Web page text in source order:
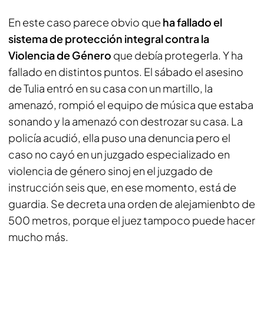
En este caso parece obvio que ha fallado el
sistema de protección integral contra la
Violencia de Género que debía protegerla. Y ha
fallado en distintos puntos. El sábado el asesino
de Tulia entró en su casa con un martillo, la
amenazó, rompió el equipo de música que estaba
sonando y la amenazó con destrozar su casa. La
policía acudió, ella puso una denuncia pero el
caso no cayó en un juzgado especializado en
violencia de género sinoj en el juzgado de
instrucción seis que, en ese momento, está de
guardia. Se decreta una orden de alejamienbto de
500 metros, porque el juez tampoco puede hacer
mucho más.